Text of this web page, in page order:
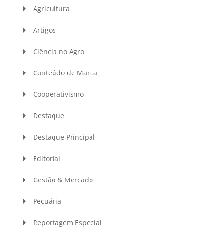
Agricultura
Artigos
Ciência no Agro
Conteúdo de Marca
Cooperativismo
Destaque
Destaque Principal
Editorial
Gestão & Mercado
Pecuária
Reportagem Especial